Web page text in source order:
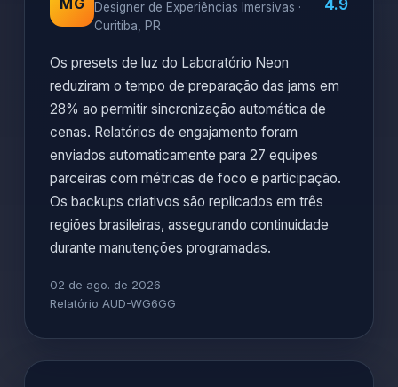
MG
Designer de Experiências Imersivas ·
Curitiba, PR
Os presets de luz do Laboratório Neon
reduziram o tempo de preparação das jams em
28% ao permitir sincronização automática de
cenas. Relatórios de engajamento foram
enviados automaticamente para 27 equipes
parceiras com métricas de foco e participação.
Os backups criativos são replicados em três
regiões brasileiras, assegurando continuidade
durante manutenções programadas.
02 de ago. de 2026
Relatório AUD-WG6GG